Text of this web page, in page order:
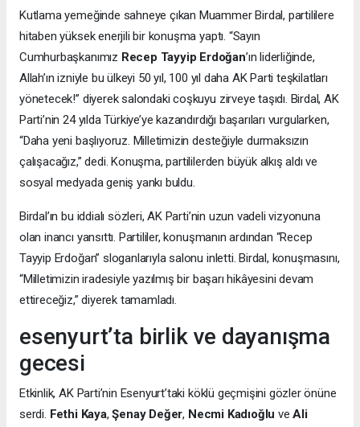
Kutlama yemeğinde sahneye çıkan Muammer Birdal, partililere
hitaben yüksek enerjili bir konuşma yaptı. “Sayın
Cumhurbaşkanımız Recep Tayyip Erdoğan’ın liderliğinde,
Allah’ın izniyle bu ülkeyi 50 yıl, 100 yıl daha AK Parti teşkilatları
yönetecek!” diyerek salondaki coşkuyu zirveye taşıdı. Birdal, AK
Parti’nin 24 yılda Türkiye’ye kazandırdığı başarıları vurgularken,
“Daha yeni başlıyoruz. Milletimizin desteğiyle durmaksızın
çalışacağız,” dedi. Konuşma, partililerden büyük alkış aldı ve
sosyal medyada geniş yankı buldu.
Birdal’ın bu iddialı sözleri, AK Parti’nin uzun vadeli vizyonuna
olan inancı yansıttı. Partililer, konuşmanın ardından “Recep
Tayyip Erdoğan” sloganlarıyla salonu inletti. Birdal, konuşmasını,
“Milletimizin iradesiyle yazılmış bir başarı hikâyesini devam
ettireceğiz,” diyerek tamamladı.
esenyurt’ta birlik ve dayanışma
gecesi
Etkinlik, AK Parti’nin Esenyurt’taki köklü geçmişini gözler önüne
serdi. Fethi Kaya,Şenay Değer, Necmi Kadıoğlu veAli